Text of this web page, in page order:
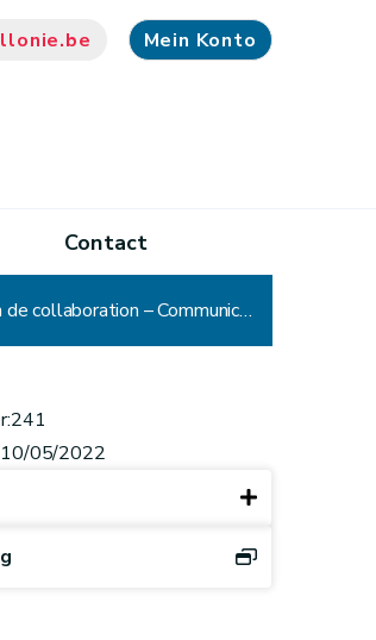
Mein Konto
Contact
CADA - Décision n° 241 : Région wallonne – Documentation relative aux logements sociaux et à loyers modérés – Obligation de collaboration – Communication
10/05/2022